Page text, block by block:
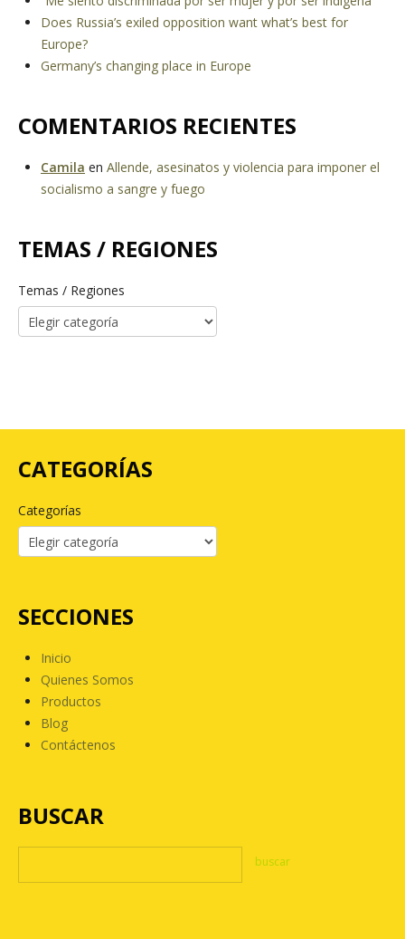
Does Russia’s exiled opposition want what’s best for
Europe?
Germany’s changing place in Europe
COMENTARIOS RECIENTES
Camila en Allende, asesinatos y violencia para imponer el
socialismo a sangre y fuego
TEMAS / REGIONES
Temas / Regiones
CATEGORÍAS
Categorías
SECCIONES
Inicio
Quienes Somos
Productos
Blog
Contáctenos
BUSCAR